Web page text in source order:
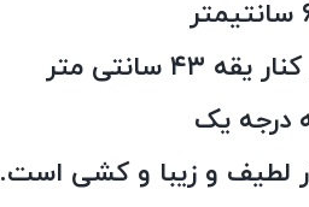
سانتی متر
درجه یک
لطیف و زیبا و کشی است.